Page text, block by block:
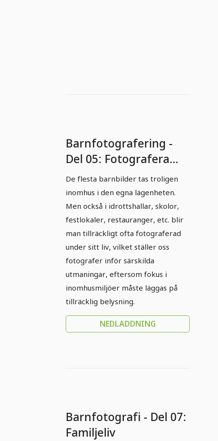
Barnfotografering -
Del 05: Fotografera
inomhus.
De flesta barnbilder tas troligen
inomhus i den egna lägenheten.
Men också i idrottshallar, skolor,
festlokaler, restauranger, etc. blir
man tillräckligt ofta fotograferad
under sitt liv, vilket ställer oss
fotografer inför särskilda
utmaningar, eftersom fokus i
inomhusmiljöer måste läggas på
tillräcklig belysning.
NEDLADDNING
Barnfotografi - Del 07:
Familjeliv